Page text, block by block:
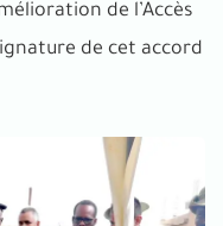
de l’Accès
de cet accord